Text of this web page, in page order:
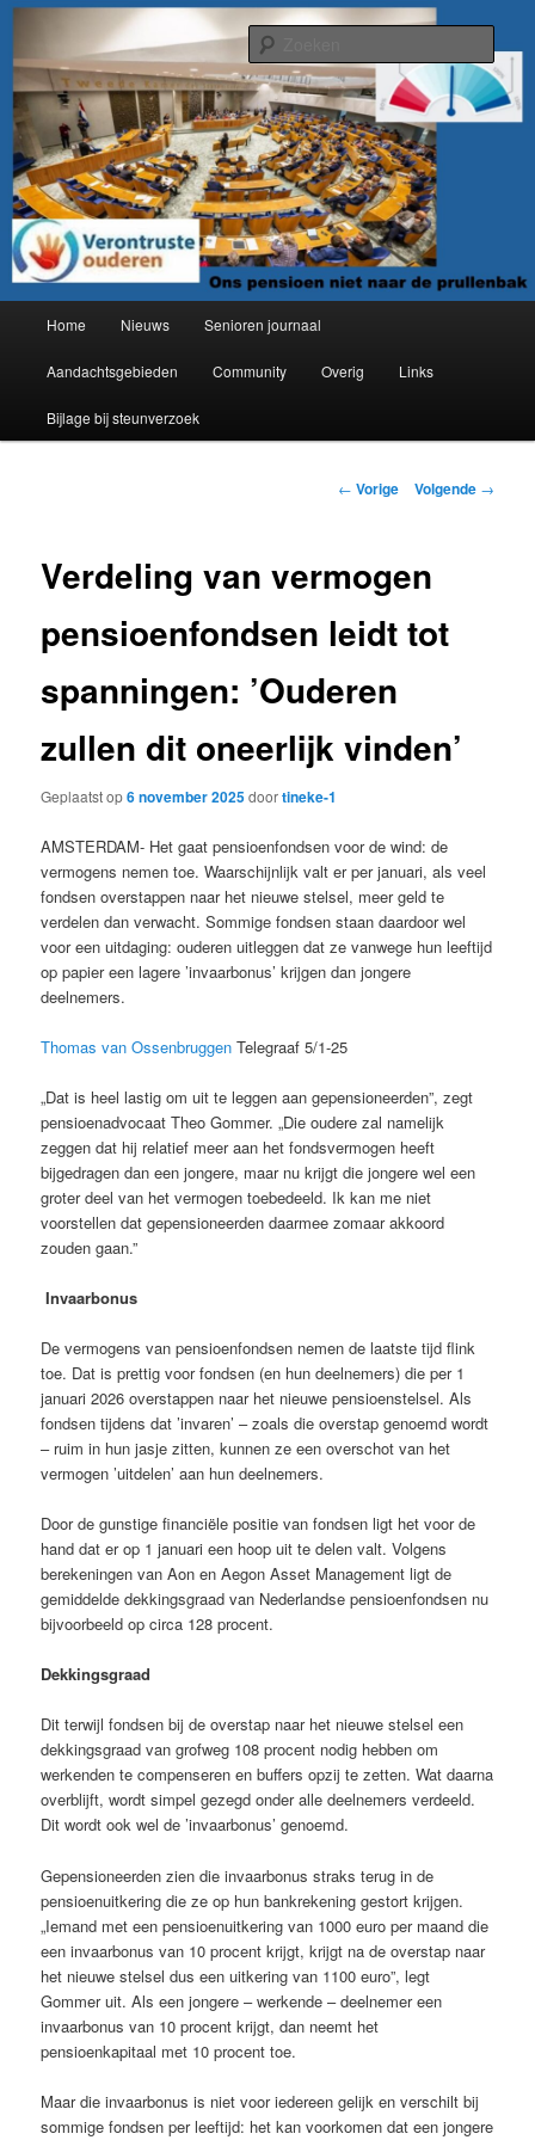
Spring
de
primaire
inhoud Verontruste ouderen
Organisatie van verontruste ouderen
Home Nieuws Senioren journaal
Aandachtsgebieden Community Overig Links
Bijlage bij steunverzoek
Berichtnavigatie
← Vorige Volgende →
Verdeling van vermogen
pensioenfondsen leidt tot
spanningen: ’Ouderen
zullen dit oneerlijk vinden’
Geplaatst op6 november 2025doortineke-1
AMSTERDAM- Het gaat pensioenfondsen voor de wind: de
vermogens nemen toe. Waarschijnlijk valt er per januari, als veel
fondsen overstappen naar het nieuwe stelsel, meer geld te
verdelen dan verwacht. Sommige fondsen staan daardoor wel
voor een uitdaging: ouderen uitleggen dat ze vanwege hun leeftijd
op papier een lagere ’invaarbonus’ krijgen dan jongere
deelnemers.
Thomas van Ossenbruggen Telegraaf 5/1-25
„Dat is heel lastig om uit te leggen aan gepensioneerden”, zegt
pensioenadvocaat Theo Gommer. „Die oudere zal namelijk
zeggen dat hij relatief meer aan het fondsvermogen heeft
bijgedragen dan een jongere, maar nu krijgt die jongere wel een
groter deel van het vermogen toebedeeld. Ik kan me niet
voorstellen dat gepensioneerden daarmee zomaar akkoord
zouden gaan.”
Invaarbonus
De vermogens van pensioenfondsen nemen de laatste tijd flink
toe. Dat is prettig voor fondsen (en hun deelnemers) die per 1
januari 2026 overstappen naar het nieuwe pensioenstelsel. Als
fondsen tijdens dat ’invaren’ – zoals die overstap genoemd wordt
– ruim in hun jasje zitten, kunnen ze een overschot van het
vermogen ’uitdelen’ aan hun deelnemers.
Door de gunstige financiële positie van fondsen ligt het voor de
hand dat er op 1 januari een hoop uit te delen valt. Volgens
berekeningen van Aon en Aegon Asset Management ligt de
gemiddelde dekkingsgraad van Nederlandse pensioenfondsen nu
bijvoorbeeld op circa 128 procent.
Dekkingsgraad
Dit terwijl fondsen bij de overstap naar het nieuwe stelsel een
dekkingsgraad van grofweg 108 procent nodig hebben om
werkenden te compenseren en buffers opzij te zetten. Wat daarna
overblijft, wordt simpel gezegd onder alle deelnemers verdeeld.
Dit wordt ook wel de ’invaarbonus’ genoemd.
Gepensioneerden zien die invaarbonus straks terug in de
pensioenuitkering die ze op hun bankrekening gestort krijgen.
„Iemand met een pensioenuitkering van 1000 euro per maand die
een invaarbonus van 10 procent krijgt, krijgt na de overstap naar
het nieuwe stelsel dus een uitkering van 1100 euro”, legt
Gommer uit. Als een jongere – werkende – deelnemer een
invaarbonus van 10 procent krijgt, dan neemt het
pensioenkapitaal met 10 procent toe.
Maar die invaarbonus is niet voor iedereen gelijk en verschilt bij
sommige fondsen per leeftijd: het kan voorkomen dat een jongere